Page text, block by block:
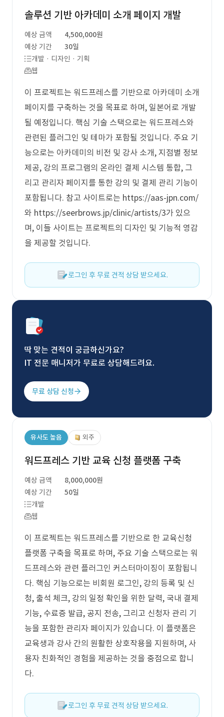
솔루션 기반 아카데미 소개 페이지 개발
예상 금액
4,500,000원
예상 기간
30일
개발 · 디자인 · 기획
웹
이 프로젝트는 워드프레스를 기반으로 아카데미 소개
페이지를 구축하는 것을 목표로 하며, 일본어로 개발
될 예정입니다. 핵심 기술 스택으로는 워드프레스와
관련된 플러그인 및 테마가 포함될 것입니다. 주요 기
능으로는 아카데미의 비전 및 강사 소개, 지점별 정보
제공, 강의 프로그램의 온라인 결제 시스템 통합, 그
리고 관리자 페이지를 통한 강의 및 결제 관리 기능이
포함됩니다. 참고 사이트로는 https://aas-jpn.com/
와 https://seerbrows.jp/clinic/artists/3가 있으
며, 이들 사이트는 프로젝트의 디자인 및 기능적 영감
을 제공할 것입니다.
로그인 후 무료 견적 상담 받으세요.
딱 맞는 견적이 궁금하신가요?
IT 전문 매니저가 무료로 상담해드려요.
무료 상담 신청
유사도 높음 외주
워드프레스 기반 교육 신청 플랫폼 구축
예상 금액
8,000,000원
예상 기간
50일
개발
웹
이 프로젝트는 워드프레스를 기반으로 한 교육신청
플랫폼 구축을 목표로 하며, 주요 기술 스택으로는 워
드프레스와 관련 플러그인 커스터마이징이 포함됩니
다. 핵심 기능으로는 비회원 로그인, 강의 등록 및 신
청, 출석 체크, 강의 일정 확인을 위한 달력, 국내 결제
기능, 수료증 발급, 공지 전송, 그리고 신청자 관리 기
능을 포함한 관리자 페이지가 있습니다. 이 플랫폼은
교육생과 강사 간의 원활한 상호작용을 지원하며, 사
용자 친화적인 경험을 제공하는 것을 중점으로 합니
다.
로그인 후 무료 견적 상담 받으세요.